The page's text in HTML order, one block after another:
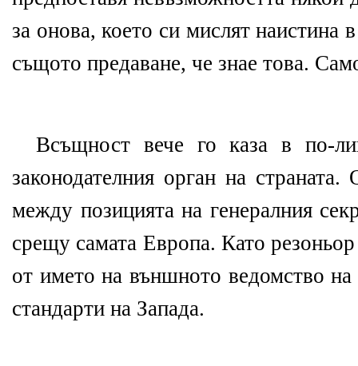
за онова, което си мислят
същото предаване, че знае това.
Всъщност вече го каза в по-
законодателния орган на
между позицията на генералния
срещу самата Европа. Като
от името на външното ведомство на
стандарти на Запада.